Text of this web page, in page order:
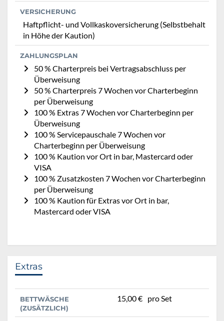
VERSICHERUNG
Haftpflicht- und Vollkaskoversicherung (Selbstbehalt
in Höhe der Kaution)
ZAHLUNGSPLAN
50 % Charterpreis bei Vertragsabschluss per
Überweisung
50 % Charterpreis 7 Wochen vor Charterbeginn
per Überweisung
100 % Extras 7 Wochen vor Charterbeginn per
Überweisung
100 % Servicepauschale 7 Wochen vor
Charterbeginn per Überweisung
100 % Kaution vor Ort in bar, Mastercard oder
VISA
100 % Zusatzkosten 7 Wochen vor Charterbeginn
per Überweisung
100 % Kaution für Extras vor Ort in bar,
Mastercard oder VISA
Extras
BETTWÄSCHE
(ZUSÄTZLICH)
15,00 € pro Set